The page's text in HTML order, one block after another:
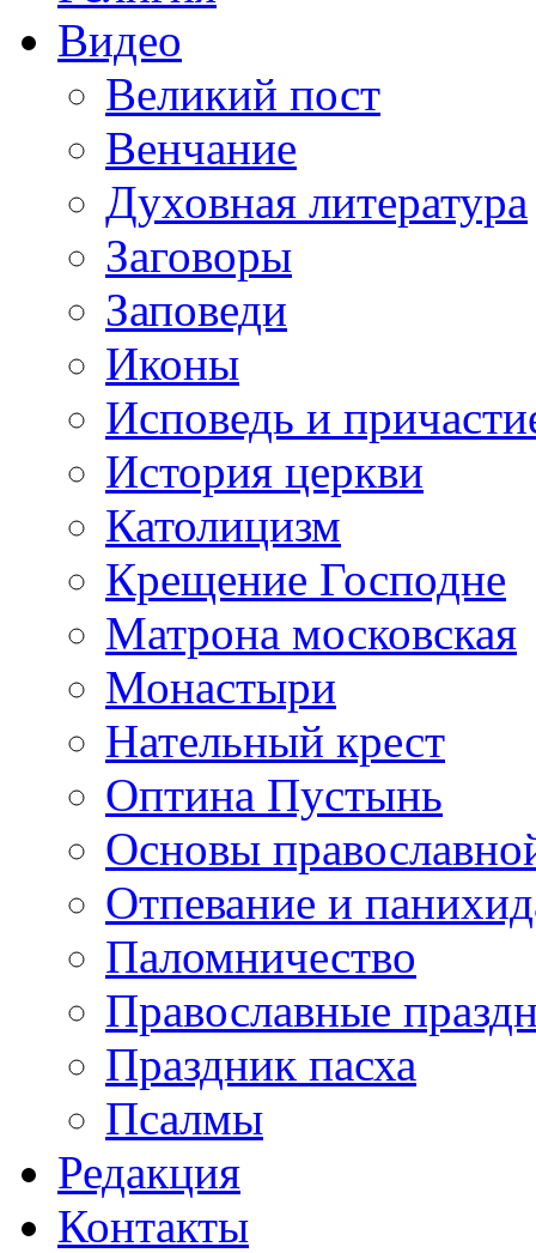
Видео
Великий пост
Венчание
Духовная литература
Заговоры
Заповеди
Иконы
Исповедь и
История церкви
Католицизм
Крещение Господне
Матрона московская
Монастыри
Нательный крест
Оптина Пустынь
Основы
Отпевание и
Паломничество
Православные
Праздник пасха
Псалмы
Редакция
Контакты